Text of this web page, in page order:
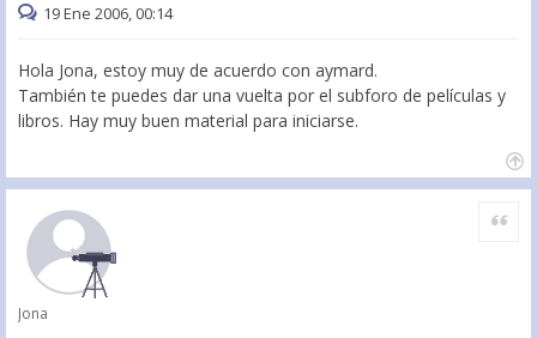
19 Ene 2006, 00:14
Hola Jona, estoy muy de acuerdo con aymard.
También te puedes dar una vuelta por el subforo de películas y
libros. Hay muy buen material para iniciarse.
Jona
Citar